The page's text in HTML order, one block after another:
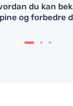
du kan
og forbedre